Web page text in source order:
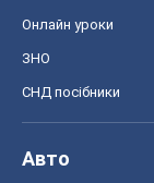
Онлайн уроки
ЗНО
СНД посібники
Авто